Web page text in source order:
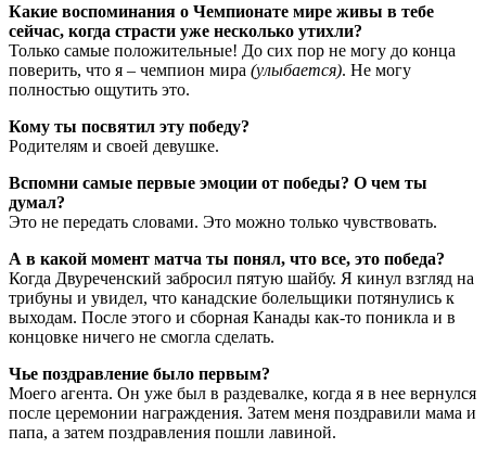
Какие воспоминания о Чемпионате мире живы в тебе
сейчас, когда страсти уже несколько утихли?
Только самые положительные! До сих пор не могу до конца
поверить, что я – чемпион мира (улыбается). Не могу
полностью ощутить это.
Кому ты посвятил эту победу?
Родителям и своей девушке.
Вспомни самые первые эмоции от победы? О чем ты
думал?
Это не передать словами. Это можно только чувствовать.
А в какой момент матча ты понял, что все, это победа?
Когда Двуреченский забросил пятую шайбу. Я кинул взгляд на
трибуны и увидел, что канадские болельщики потянулись к
выходам. После этого и сборная Канады как-то поникла и в
концовке ничего не смогла сделать.
Чье поздравление было первым?
Моего агента. Он уже был в раздевалке, когда я в нее вернулся
после церемонии награждения. Затем меня поздравили мама и
папа, а затем поздравления пошли лавиной.